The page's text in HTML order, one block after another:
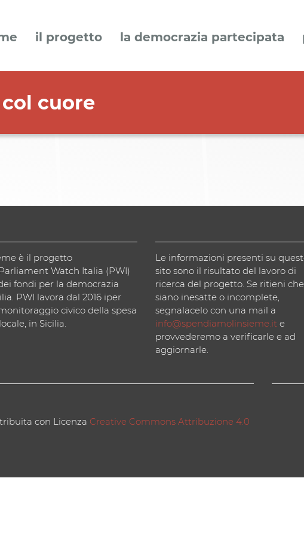
il progetto la democrazia partecipata
cuore
è il progetto
Watch Italia (PWI)
fondi per la democrazia
PWI lavora dal 2016 iper
civico della spesa
in Sicilia.
Le informazioni presenti su
sito sono il risultato del lavoro di
ricerca del progetto. Se ritieni che
siano inesatte o incomplete,
segnalacelo con una mail a
info@spendiamolinsieme.ite
provvederemo a verificarle e ad
aggiornarle.
con Licenza Creative Commons Attribuzione 4.0